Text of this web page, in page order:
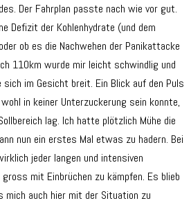
Der Fahrplan passte nach wie vor gut.
Defizit der Kohlenhydrate (und dem
ob es die Nachwehen der Panikattacke
110km wurde mir leicht schwindlig und
im Gesicht breit. Ein Blick auf den Puls
in keiner Unterzuckerung sein konnte,
lag. Ich hatte plötzlich Mühe die
nun ein erstes Mal etwas zu hadern. Bei
jeder langen und intensiven
mit Einbrüchen zu kämpfen. Es blieb
mich auch hier mit der Situation zu